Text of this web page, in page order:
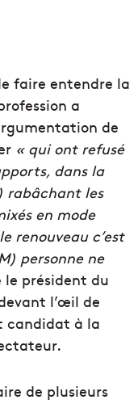
faire entendre la
a
de
« qui ont refusé
dans la
rabâchant les
en mode
renouveau c’est
personne ne
le président du
l’œil de
candidat à la
de plusieurs